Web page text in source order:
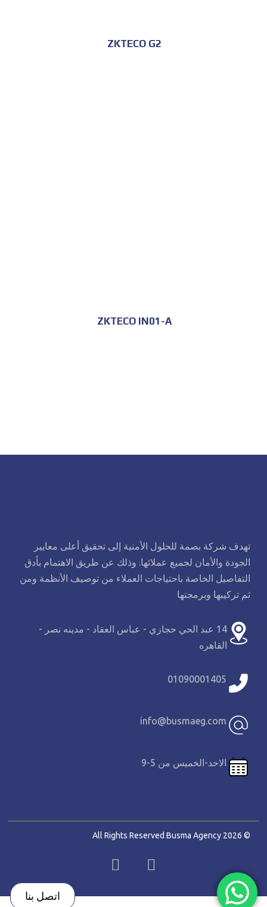
اتصل بنا
ZKTECO G2
ZKTECO IN01-A
14 عبد الحي حجازي - عباس العقاد - مدينه نصر -
القاهره
01090001405
info@busmaeg.com
الاحد-الخميس من 5-9
تهدف شركة بصمة للحلول الأمنية إلى تحقيق أعلى معايير
الجودة والأمان لجميع عملائها. وذلك عن طريق الاهتمام بأدق
التفاصيل الخاصة باحتياجات العملاء من توصيف الأنظمة ومن
ثم تركيبها وبرمجتها
© 2026 All Rights Reserved Busma Agency